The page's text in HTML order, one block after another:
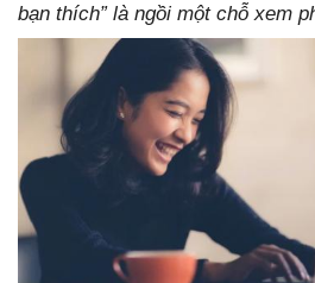
bạn thích” là ngồi một chỗ xem